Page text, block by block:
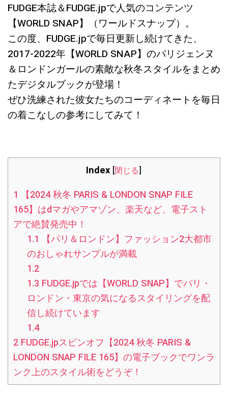
FUDGE本誌＆FUDGE.jpで人気のコンテンツ
【WORLD SNAP】（ワールドスナップ）。
この度、FUDGE.jpで毎日更新し続けてきた、
2017-2022年【WORLD SNAP】のパリジェンヌ
＆ロンドンガールの素敵な秋冬スタイルをまとめ
たデジタルブックが登場！
ぜひ洗練された彼女たちのコーディネートを毎日
の着こなしの参考にしてみて！
Index [閉じる]
1
【2024 秋冬 PARIS & LONDON SNAP FILE
165】はdマガやアマゾン、楽天など、電子スト
アで絶賛発売中！
1.1
【パリ＆ロンドン】ファッション2大都市
のおしゃれサンプルが満載
1.2
1.3 FUDGE.jpでは【WORLD SNAP】でパリ・
ロンドン・東京の気になるスタイリングを配
信し続けています
1.4
2FUDGE.jpスピンオフ【2024 秋冬 PARIS &
LONDON SNAP FILE 165】の電子ブックでワンラ
ンク上のスタイル術をどうぞ！